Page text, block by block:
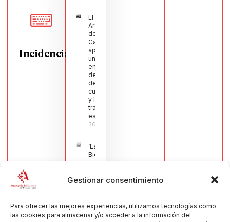
Gestionar consentimiento
Para ofrecer las mejores experiencias, utilizamos tecnologías como
las cookies para almacenar y/o acceder a la información del
Incidencias
El Pleno de
Argamasilla
de
Calatrava
aprueba
una moción
en defensa
del sector
de la
cuchillería
y la navaja
tradicional
española
30/07/2026
‘La
Bienvenida’,
estampa de
de la Virgen
Muñoz
Muñoz,
anuncia las